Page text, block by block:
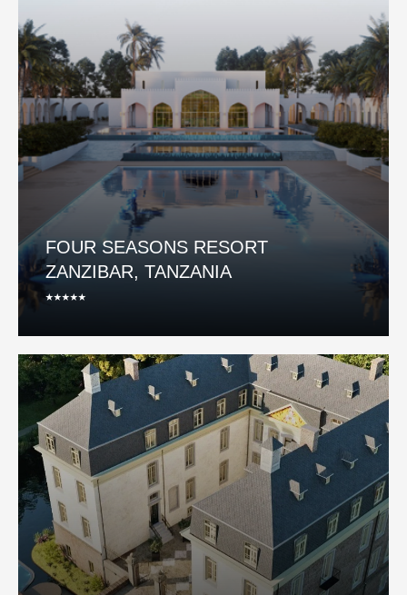
FOUR SEASONS RESORT
ZANZIBAR, TANZANIA
⭑⭑⭑⭑⭑